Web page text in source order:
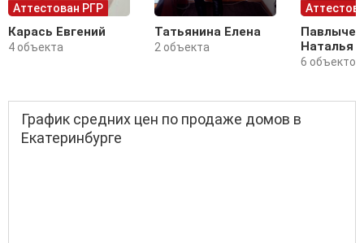
Аттестован РГР
Карась Евгений
4 объекта
Татьянина Елена
2 объекта
Наталья
6 объектов
График средних цен по продаже домов в
Екатеринбурге